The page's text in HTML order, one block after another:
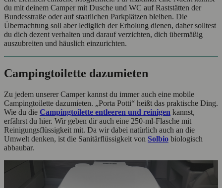
du mit deinem Camper mit Dusche und WC auf Raststätten der
Bundesstraße oder auf staatlichen Parkplätzen bleiben. Die
Übernachtung soll aber lediglich der Erholung dienen, daher solltest
du dich dezent verhalten und darauf verzichten, dich übermäßig
auszubreiten und häuslich einzurichten.
Campingtoilette dazumieten
Zu jedem unserer Camper kannst du immer auch eine mobile
Campingtoilette dazumieten. „Porta Potti“ heißt das praktische Ding.
Wie du die Campingtoilette entleeren und reinigen kannst,
erfährst du hier. Wir geben dir auch eine 250-ml-Flasche mit
Reinigungsflüssigkeit mit. Da wir dabei natürlich auch an die
Umwelt denken, ist die Sanitärflüssigkeit von Solbio biologisch
abbaubar.